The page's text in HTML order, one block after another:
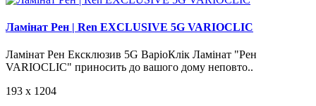
Ламінат Рен | Ren EXCLUSIVE 5G VARIOCLIC
Ламінат Рен Ексклюзив 5G ВаріоКлік Ламінат "Рен
VARIOCLIC" приносить до вашого дому неповто..
193 x 1204